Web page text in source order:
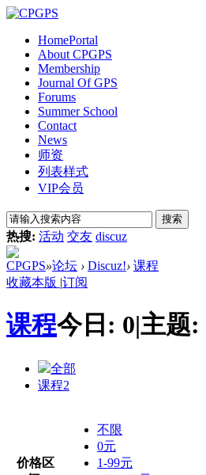
HomePortal
About CPGPS
Membership
Journal Of GPS
Forums
Summer School
Contact
News
师资
列表样式
VIP会员
搜索
热搜: 活动 交友 discuz
CPGPS»论坛 › Discuz!› 课程
收藏本版 |订阅
课程今日: 0|主题:
全部
课程2
价格区
不限
0元
1-99元